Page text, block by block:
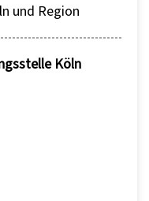
und Region
Köln